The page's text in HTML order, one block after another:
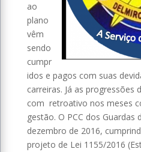
ao
plano
vêm
sendo
cumpr
idos e pagos com suas
carreiras. Já as progressões
com retroativo nos meses
gestão. O PCC dos
dezembro de 2016,
projeto de Lei 1155/2016